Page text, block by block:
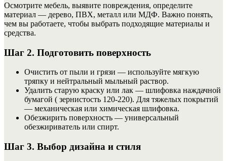
Осмотрите мебель, выявите повреждения, определите
материал — дерево, ПВХ, металл или МДФ. Важно понять,
чем вы работаете, чтобы выбрать подходящие материалы и
средства.
Шаг 2. Подготовить поверхность
Очистить от пыли и грязи — используйте мягкую
тряпку и нейтральный мыльный раствор.
Удалить старую краску или лак — шлифовка наждачной
бумагой ( зернистость 120-220). Для тяжелых покрытий
— механическая или химическая шлифовка.
Обезжирить поверхность — универсальный
обезжириватель или спирт.
Шаг 3. Выбор дизайна и стиля